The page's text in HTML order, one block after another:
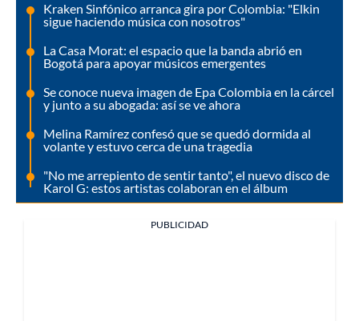
Kraken Sinfónico arranca gira por Colombia: "Elkin
sigue haciendo música con nosotros"
La Casa Morat: el espacio que la banda abrió en
Bogotá para apoyar músicos emergentes
Se conoce nueva imagen de Epa Colombia en la cárcel
y junto a su abogada: así se ve ahora
Melina Ramírez confesó que se quedó dormida al
volante y estuvo cerca de una tragedia
"No me arrepiento de sentir tanto", el nuevo disco de
Karol G: estos artistas colaboran en el álbum
PUBLICIDAD